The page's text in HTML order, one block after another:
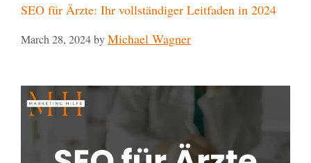
SEO für Ärzte: Ihr vollständiger Leitfaden in 2024
March 28, 2024byMichael Wagner